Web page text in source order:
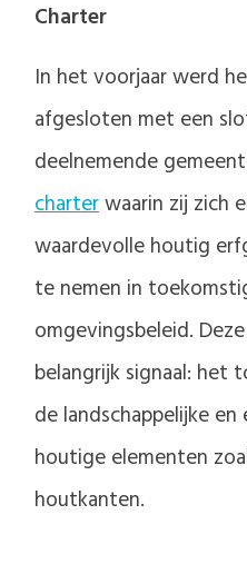
Charter
In het voorjaar werd
afgesloten met een
deelnemende
charterwaarin zij zich
waardevolle houtig
te nemen in
omgevingsbeleid.
belangrijk signaal: het
de landschappelijke
houtige elementen
houtkanten.